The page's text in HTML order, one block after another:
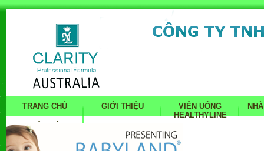
TRANG CHỦ GIỚI THIỆU
VIÊN UỐNG
HEALTHYLINE
LIÊN HỆ